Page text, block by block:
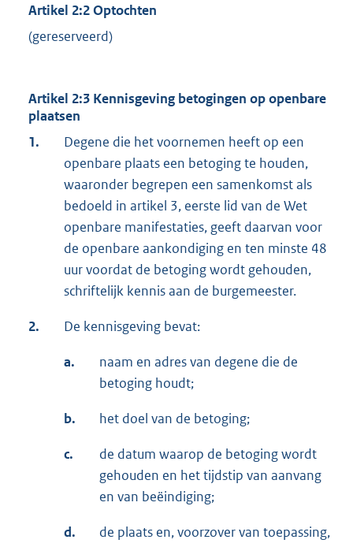
Artikel 2:2 Optochten
(gereserveerd)
Artikel 2:3 Kennisgeving betogingen op openbare
plaatsen
1.
Degene die het voornemen heeft op een
openbare plaats een betoging te houden,
waaronder begrepen een samenkomst als
bedoeld in artikel 3, eerste lid van de Wet
openbare manifestaties, geeft daarvan voor
de openbare aankondiging en ten minste 48
uur voordat de betoging wordt gehouden,
schriftelijk kennis aan de burgemeester.
2. De kennisgeving bevat:
a.
naam en adres van degene die de
betoging houdt;
b. het doel van de betoging;
c.
de datum waarop de betoging wordt
gehouden en het tijdstip van aanvang
en van beëindiging;
d.
de plaats en, voorzover van toepassing,